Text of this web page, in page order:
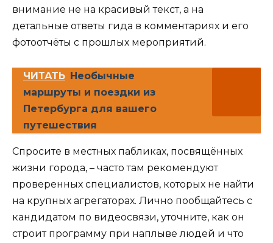
внимание не на красивый текст, а на
детальные ответы гида в комментариях и его
фотоотчёты с прошлых мероприятий.
ЧИТАТЬ Необычные
маршруты и поездки из
Петербурга для вашего
путешествия
Спросите в местных пабликах, посвящённых
жизни города, – часто там рекомендуют
проверенных специалистов, которых не найти
на крупных агрегаторах. Лично пообщайтесь с
кандидатом по видеосвязи, уточните, как он
строит программу при наплыве людей и что